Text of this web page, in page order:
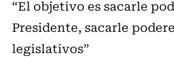
“El objetivo es sacarle
Presidente, sacarle
legislativos”